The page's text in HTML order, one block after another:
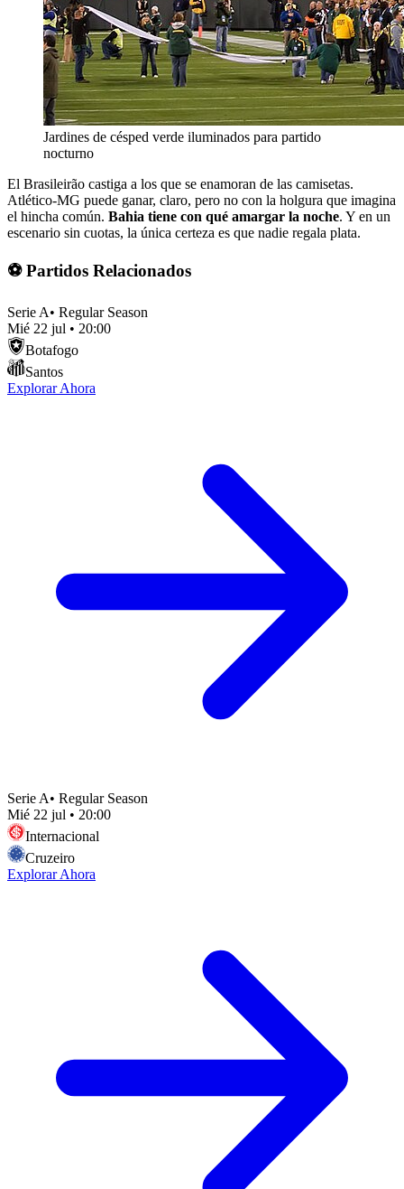
Jardines de césped verde iluminados para partido
nocturno
El Brasileirão castiga a los que se enamoran de las camisetas.
Atlético-MG puede ganar, claro, pero no con la holgura que imagina
el hincha común. Bahia tiene con qué amargar la noche. Y en un
escenario sin cuotas, la única certeza es que nadie regala plata.
⚽ Partidos Relacionados
Serie A• Regular Season
Mié 22 jul • 20:00
Botafogo
Santos
Explorar Ahora
Serie A• Regular Season
Mié 22 jul • 20:00
Internacional
Cruzeiro
Explorar Ahora